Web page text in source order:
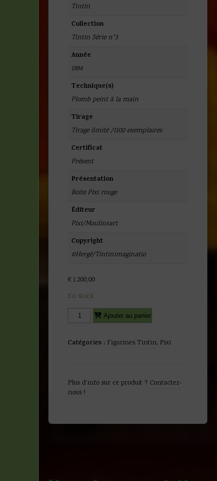
Tintin
Collection
Tintin Série n°3
Année
1994
Technique(s)
Plomb peint à la main
Tirage
Tirage limité /1100 exemplaires
Certificat
Présent
Présentation
Boite Pixi rouge
Éditeur
Pixi/Moulinsart
Copyright
©Hergé/Tintinimaginatio
€ 1.200,00
En stock
quantité
de
-
Soleil
-
Ajouter au panier
Catégories : Figurines Tintin, Pixi
Plus d'info sur ce produit ? Contactez-
nous !